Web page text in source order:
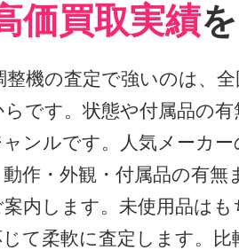
価買取実績を
機の査定で強いのは、
です。状態や付属品の
ンルです。人気メーカ
作・外観・付属品の有無
内します。未使用品は
て柔軟に査定します。比